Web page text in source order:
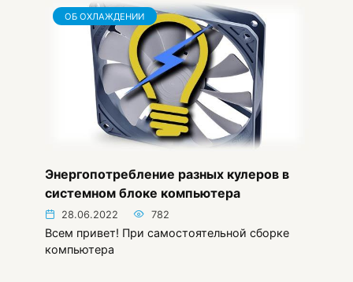
ОБ ОХЛАЖДЕНИИ
Энергопотребление разных кулеров в
системном блоке компьютера
28.06.2022 782
Всем привет! При самостоятельной сборке
компьютера